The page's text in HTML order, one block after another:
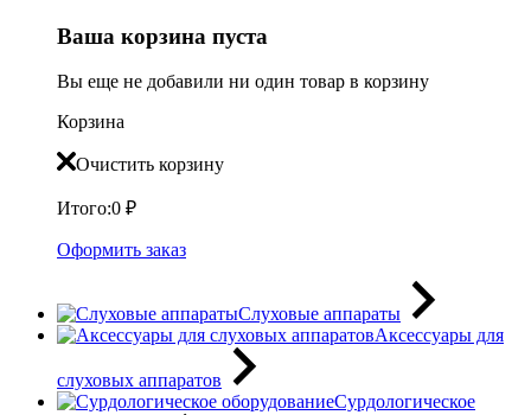
Ваша корзина пуста
Вы еще не добавили ни один товар в корзину
Корзина
Очистить корзину
Итого:0 ₽
Оформить заказ
Слуховые аппараты
Аксессуары для
слуховых аппаратов
Сурдологическое